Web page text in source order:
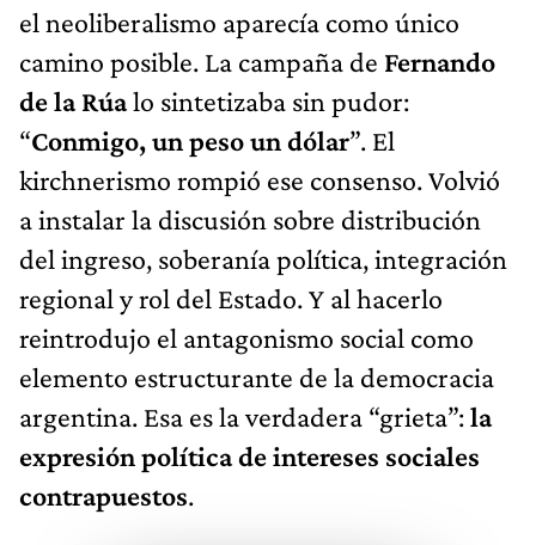
el neoliberalismo aparecía como único
camino posible. La campaña de Fernando
de la Rúalo sintetizaba sin pudor:
“Conmigo, un peso un dólar”. El
kirchnerismo rompió ese consenso. Volvió
a instalar la discusión sobre distribución
del ingreso, soberanía política, integración
regional y rol del Estado. Y al hacerlo
reintrodujo el antagonismo social como
elemento estructurante de la democracia
argentina. Esa es la verdadera “grieta”:la
expresión política de intereses sociales
contrapuestos.